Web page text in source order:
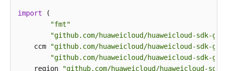
import (
"fmt"
"github.com/huaweicloud/huaweicloud-sdk-
    ccm
"github.com/huaweicloud/huaweicloud-sdk-
"github.com/huaweicloud/huaweicloud-sdk-
    region
"github.com/huaweicloud/huaweicloud-